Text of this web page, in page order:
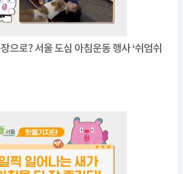
으로? 서울 도심 아침운동 행사 ‘쉬엄쉬